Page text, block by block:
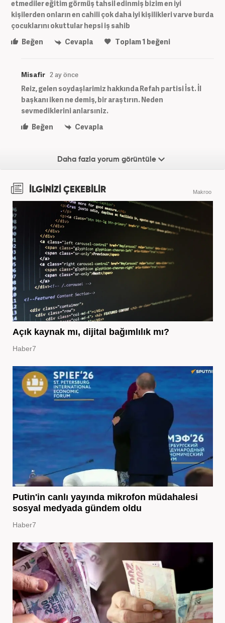
etmediler eğitim görmüş tahsil edinmiş bizim en iyi
kişilerden onların en cahili çok daha iyi kişilikleri varve burda
çocuklarını okuttular hepsi iş sahib
Beğen
Cevapla Toplam1 beğeni
Misafir 2 ay önce
Reiz, gelen soydaşlarimiz hakkında Refah partisi İst. İl
başkanı iken ne demiş, bir araştırın. Neden
sevmediklerini anlarsıniz.
Beğen
Cevapla
Daha fazla yorum görüntüle
İLGİNİZİ ÇEKEBİLİR Makroo
Açık kaynak mı, dijital bağımlılık mı?
Haber7
Putin'in canlı yayında mikrofon müdahalesi
sosyal medyada gündem oldu
Haber7